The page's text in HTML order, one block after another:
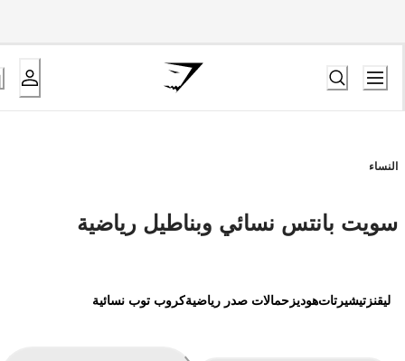
النساء
سويت بانتس نسائي وبناطيل رياضية
ليقنز تيشيرتاتهوديز حمالات صدر رياضيةكروب توب نسائية